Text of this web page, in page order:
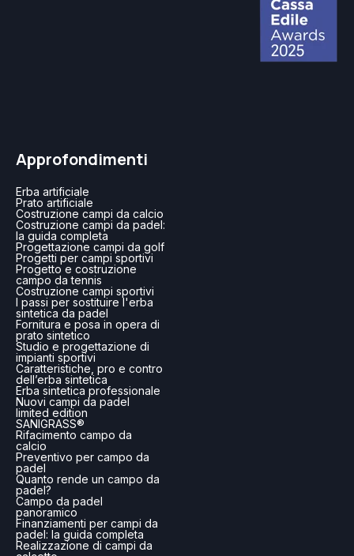
Approfondimenti
Erba artificiale
Prato artificiale
Costruzione campi da calcio
Costruzione campi da padel:
la guida completa
Progettazione campi da golf
Progetti per campi sportivi
Progetto e costruzione
campo da tennis
Costruzione campi sportivi
I passi per sostituire l'erba
sintetica da padel
Fornitura e posa in opera di
prato sintetico
Studio e progettazione di
impianti sportivi
Caratteristiche, pro e contro
dell’erba sintetica
Erba sintetica professionale
Nuovi campi da padel
limited edition
SANIGRASS®
Rifacimento campo da
calcio
Preventivo per campo da
padel
Quanto rende un campo da
padel?
Campo da padel
panoramico
Finanziamenti per campi da
padel: la guida completa
Realizzazione di campi da